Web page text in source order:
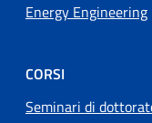
Energy Engineering
CORSI
Seminari di